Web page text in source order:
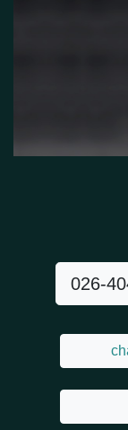
026-